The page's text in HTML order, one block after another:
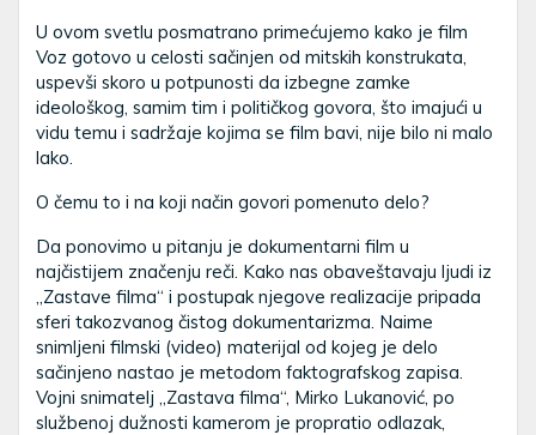
U ovom svetlu posmatrano primećujemo kako je film
Voz gotovo u celosti sačinjen od mitskih konstrukata,
uspevši skoro u potpunosti da izbegne zamke
ideološkog, samim tim i političkog govora, što imajući u
vidu temu i sadržaje kojima se film bavi, nije bilo ni malo
lako.
O čemu to i na koji način govori pomenuto delo?
Da ponovimo u pitanju je dokumentarni film u
najčistijem značenju reči. Kako nas obaveštavaju ljudi iz
„Zastave filma“ i postupak njegove realizacije pripada
sferi takozvanog čistog dokumentarizma. Naime
snimljeni filmski (video) materijal od kojeg je delo
sačinjeno nastao je metodom faktografskog zapisa.
Vojni snimatelj „Zastava filma“, Mirko Lukanović, po
službenoj dužnosti kamerom je propratio odlazak,